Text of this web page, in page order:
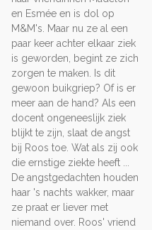
en Esmée en is dol op
M&M's. Maar nu ze al een
paar keer achter elkaar ziek
is geworden, begint ze zich
zorgen te maken. Is dit
gewoon buikgriep? Of is er
meer aan de hand? Als een
docent ongeneeslijk ziek
blijkt te zijn, slaat de angst
bij Roos toe. Wat als zij ook
die ernstige ziekte heeft ...
De angstgedachten houden
haar 's nachts wakker, maar
ze praat er liever met
niemand over. Roos' vriend